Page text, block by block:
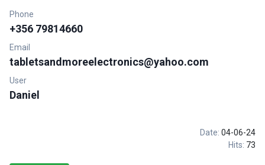
Phone
+356 79814660
Email
tabletsandmoreelectronics@yahoo.com
User
Daniel
Date: 04-06-24
Hits: 73